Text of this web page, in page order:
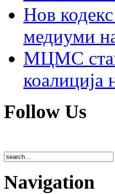
Нов
медиуми
МЦМС
Follow Us
Navigation